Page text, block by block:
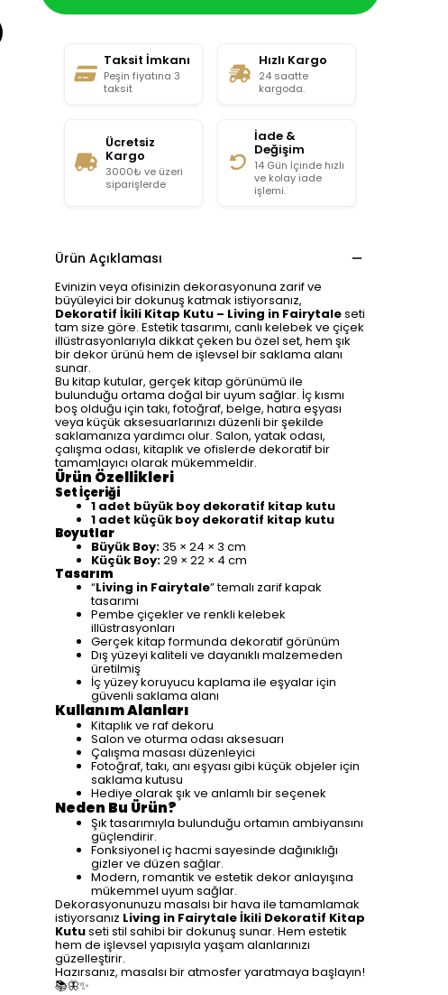
Taksit İmkanı
Peşin fiyatına 3
taksit
Hızlı Kargo
24 saatte
kargoda.
Ücretsiz
Kargo
3000₺ ve üzeri
siparişlerde
İade &
Değişim
14 Gün İçinde hızlı
ve kolay iade
işlemi.
Ürün Açıklaması
Evinizin veya ofisinizin dekorasyonuna zarif ve
büyüleyici bir dokunuş katmak istiyorsanız,
Dekoratif İkili Kitap Kutu – Living in Fairytaleseti
tam size göre. Estetik tasarımı, canlı kelebek ve çiçek
illüstrasyonlarıyla dikkat çeken bu özel set, hem şık
bir dekor ürünü hem de işlevsel bir saklama alanı
sunar.
Bu kitap kutular, gerçek kitap görünümü ile
bulunduğu ortama doğal bir uyum sağlar. İç kısmı
boş olduğu için takı, fotoğraf, belge, hatıra eşyası
veya küçük aksesuarlarınızı düzenli bir şekilde
saklamanıza yardımcı olur. Salon, yatak odası,
çalışma odası, kitaplık ve ofislerde dekoratif bir
tamamlayıcı olarak mükemmeldir.
Ürün Özellikleri
Set İçeriği
1 adet büyük boy dekoratif kitap kutu
1 adet küçük boy dekoratif kitap kutu
Boyutlar
Büyük Boy:35 × 24 × 3 cm
Küçük Boy:29 × 22 × 4 cm
Tasarım
“Living in Fairytale” temalı zarif kapak
tasarımı
Pembe çiçekler ve renkli kelebek
illüstrasyonları
Gerçek kitap formunda dekoratif görünüm
Dış yüzeyi kaliteli ve dayanıklı malzemeden
üretilmiş
İç yüzey koruyucu kaplama ile eşyalar için
güvenli saklama alanı
Kullanım Alanları
Kitaplık ve raf dekoru
Salon ve oturma odası aksesuarı
Çalışma masası düzenleyici
Fotoğraf, takı, anı eşyası gibi küçük objeler için
saklama kutusu
Hediye olarak şık ve anlamlı bir seçenek
Neden Bu Ürün?
Şık tasarımıyla bulunduğu ortamın ambiyansını
güçlendirir.
Fonksiyonel iç hacmi sayesinde dağınıklığı
gizler ve düzen sağlar.
Modern, romantik ve estetik dekor anlayışına
mükemmel uyum sağlar.
Dekorasyonunuzu masalsı bir hava ile tamamlamak
istiyorsanız Living in Fairytale İkili Dekoratif Kitap
Kutuseti stil sahibi bir dokunuş sunar. Hem estetik
hem de işlevsel yapısıyla yaşam alanlarınızı
güzelleştirir.
Hazırsanız, masalsı bir atmosfer yaratmaya başlayın!
📚🦋✨